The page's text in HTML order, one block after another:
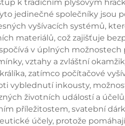
k tradičním plyšovým
jedinečné společníky
vyšívacích systémů,
materiálů, což zajišťuje
v úplných
vztahy a zvláštní
zatímco počítačové
vyblednutí inkousty,
životních událostí a
příležitostem, svatební
účely, protože